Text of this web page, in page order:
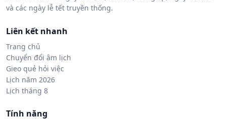
và các ngày lễ tết truyền thống.
Liên kết nhanh
Trang chủ
Chuyển đổi âm lịch
Gieo quẻ hỏi việc
Lịch năm 2026
Lịch tháng 8
Tính năng